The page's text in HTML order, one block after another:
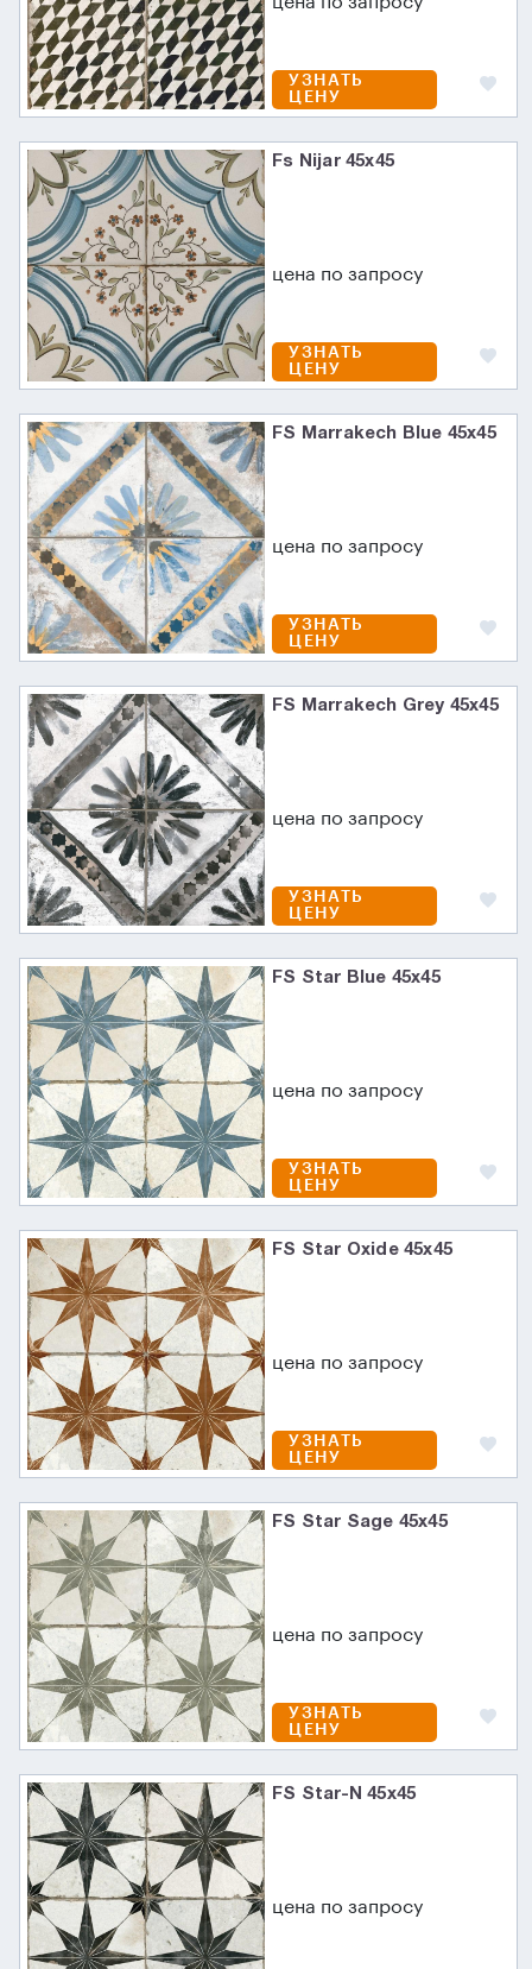
УЗНАТЬ
ЦЕНУ
Fs Nijar 45х45
цена по запросу
УЗНАТЬ
ЦЕНУ
FS Marrakech Blue 45x45
цена по запросу
УЗНАТЬ
ЦЕНУ
FS Marrakech Grey 45x45
цена по запросу
УЗНАТЬ
ЦЕНУ
FS Star Blue 45x45
цена по запросу
УЗНАТЬ
ЦЕНУ
FS Star Oxide 45x45
цена по запросу
УЗНАТЬ
ЦЕНУ
FS Star Sage 45x45
цена по запросу
УЗНАТЬ
ЦЕНУ
FS Star-N 45x45
цена по запросу